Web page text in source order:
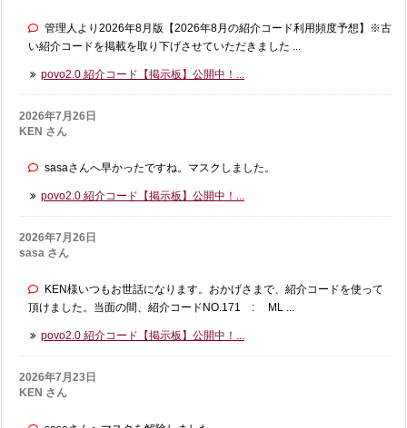
管理人より2026年8月版【2026年8月の紹介コード利用頻度予想】※古
い紹介コードを掲載を取り下げさせていただきました ...
povo2.0 紹介コード【掲示板】公開中！...
2026年7月26日
KEN さん
sasaさんへ早かったですね。マスクしました。
povo2.0 紹介コード【掲示板】公開中！...
2026年7月26日
sasa さん
KEN様いつもお世話になります。おかげさまで、紹介コードを使って
頂けました。当面の間、紹介コードNO.171 : ML ...
povo2.0 紹介コード【掲示板】公開中！...
2026年7月23日
KEN さん